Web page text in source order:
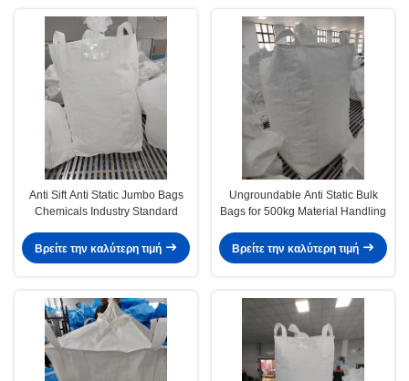
Anti Sift Anti Static Jumbo Bags
Chemicals Industry Standard
Βρείτε την καλύτερη τιμή
Ungroundable Anti Static Bulk
Bags for 500kg Material Handling
Βρείτε την καλύτερη τιμή